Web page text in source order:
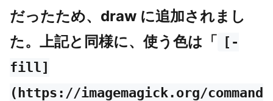
だったため、draw に追加されまし
た。上記と同様に、使う色は「
[-
fill]
(https://imagemagick.org/command